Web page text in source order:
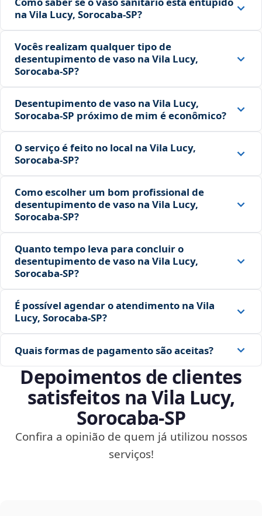
na Vila Lucy, Sorocaba‑SP?
Vocês realizam qualquer tipo de
desentupimento de vaso na Vila Lucy,
Sorocaba‑SP?
Desentupimento de vaso na Vila Lucy,
Sorocaba‑SP próximo de mim é econômico?
O serviço é feito no local na Vila Lucy,
Sorocaba‑SP?
Como escolher um bom profissional de
desentupimento de vaso na Vila Lucy,
Sorocaba‑SP?
Quanto tempo leva para concluir o
desentupimento de vaso na Vila Lucy,
Sorocaba‑SP?
É possível agendar o atendimento na Vila
Lucy, Sorocaba‑SP?
Quais formas de pagamento são aceitas?
Depoimentos de clientes
satisfeitos na Vila Lucy,
Sorocaba‑SP
Confira a opinião de quem já utilizou nossos
serviços!